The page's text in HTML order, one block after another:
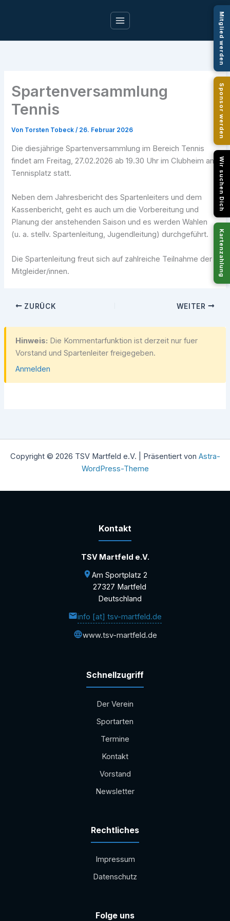
Spartenversammlung
Tennis
Von Torsten Tobeck/ 26. Februar 2026
Die diesjährige Spartenversammlung im Bereich Tennis
findet am Freitag, 27.02.2026 ab 19.30 Uhr im Clubheim am
Tennisplatz statt.
Neben dem Jahresbericht des Spartenleiters und dem
Kassenbericht, geht es auch um die Vorbereitung und
Planung der anstehenden Saison und es werden Wahlen
(u. a. stellv. Spartenleitung, Jugendleitung) durchgeführt.
Die Spartenleitung freut sich auf zahlreiche Teilnahme der
Mitgleider/innen.
ZURÜCK WEITER
Hinweis: Die Kommentarfunktion ist derzeit nur fuer
Vorstand und Spartenleiter freigegeben.
Anmelden
Copyright © 2026 TSV Martfeld e.V. | Präsentiert von Astra-
WordPress-Theme
Kontakt
TSV Martfeld e.V.
Am Sportplatz 2
27327 Martfeld
Deutschland
info [at] tsv-martfeld.de
www.tsv-martfeld.de
Schnellzugriff
Der Verein
Sportarten
Termine
Kontakt
Vorstand
Newsletter
Rechtliches
Impressum
Datenschutz
Folge uns
Mitglied werden
Sponsor werden
Wir suchen Dich
Kartenzahlung